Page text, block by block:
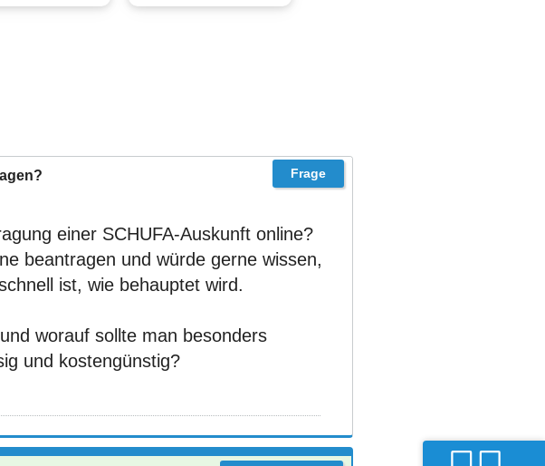
einer SCHUFA-Auskunft online?
beantragen und würde gerne wissen,
ist, wie behauptet wird.
worauf sollte man besonders
und kostengünstig?